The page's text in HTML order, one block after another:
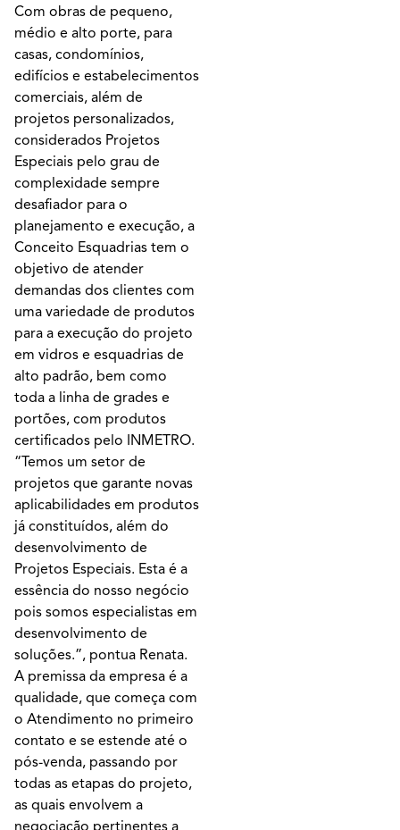
Com obras de pequeno,
médio e alto porte, para
casas, condomínios,
edifícios e estabelecimentos
comerciais, além de
projetos personalizados,
considerados Projetos
Especiais pelo grau de
complexidade sempre
desafiador para o
planejamento e execução, a
Conceito Esquadrias tem o
objetivo de atender
demandas dos clientes com
uma variedade de produtos
para a execução do projeto
em vidros e esquadrias de
alto padrão, bem como
toda a linha de grades e
portões, com produtos
certificados pelo INMETRO.
“Temos um setor de
projetos que garante novas
aplicabilidades em produtos
já constituídos, além do
desenvolvimento de
Projetos Especiais. Esta é a
essência do nosso negócio
pois somos especialistas em
desenvolvimento de
soluções.”, pontua Renata.
A premissa da empresa é a
qualidade, que começa com
o Atendimento no primeiro
contato e se estende até o
pós-venda, passando por
todas as etapas do projeto,
as quais envolvem a
negociação pertinentes a